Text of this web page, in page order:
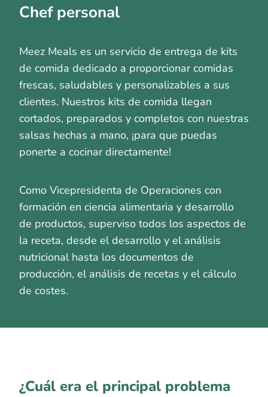
Chef personal
Meez Meals es un servicio de entrega de kits
de comida dedicado a proporcionar comidas
frescas, saludables y personalizables a sus
clientes. Nuestros kits de comida llegan
cortados, preparados y completos con nuestras
salsas hechas a mano, ¡para que puedas
ponerte a cocinar directamente!
Como Vicepresidenta de Operaciones con
formación en ciencia alimentaria y desarrollo
de productos, superviso todos los aspectos de
la receta, desde el desarrollo y el análisis
nutricional hasta los documentos de
producción, el análisis de recetas y el cálculo
de costes.
¿Cuál era el principal problema